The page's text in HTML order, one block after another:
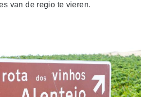
van de regio te vieren.